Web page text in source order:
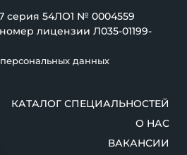
серия 54ЛО1 № 0004559
лицензии Л035-01199-
данных
КАТАЛОГ СПЕЦИАЛЬНОСТЕЙ
О НАС
ВАКАНСИИ